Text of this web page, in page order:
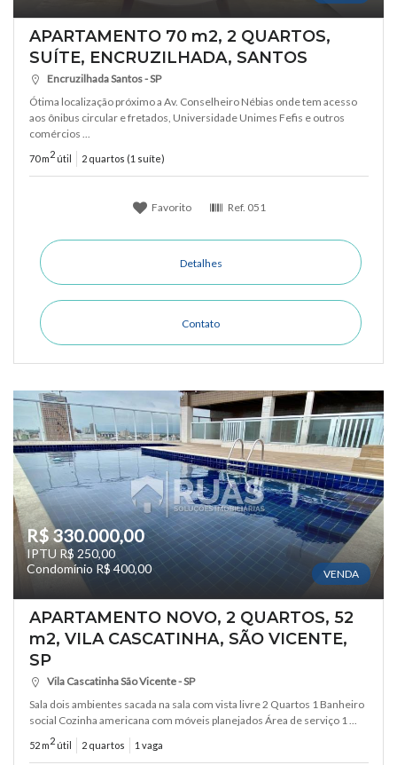
APARTAMENTO 70 m2, 2 QUARTOS,
SUÍTE, ENCRUZILHADA, SANTOS
Encruzilhada Santos - SP
Ótima localização próximo a Av. Conselheiro Nébias onde tem acesso
aos ônibus circular e fretados, Universidade Unimes Fefis e outros
comércios ...
70 m2 útil 2 quartos (1 suíte)
Favorito Ref. 051
Detalhes
Contato
R$ 330.000,00
IPTU R$ 250,00
Condomínio R$ 400,00
VENDA
APARTAMENTO NOVO, 2 QUARTOS, 52
m2, VILA CASCATINHA, SÃO VICENTE,
SP
Vila Cascatinha São Vicente - SP
Sala dois ambientes sacada na sala com vista livre 2 Quartos 1 Banheiro
social Cozinha americana com móveis planejados Área de serviço 1 ...
52 m2 útil 2 quartos 1 vaga